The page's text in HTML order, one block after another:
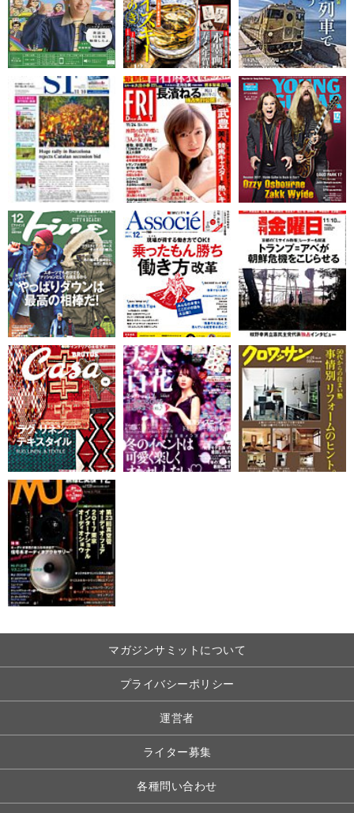
マガジンサミットについて
プライバシーポリシー
運営者
ライター募集
各種問い合わせ